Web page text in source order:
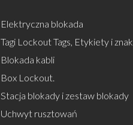
Elektryczna blokada
Tagi Lockout Tags, Etykiety i znak
Blokada kabli
Box Lockout.
Stacja blokady i zestaw blokady
Uchwyt rusztowań